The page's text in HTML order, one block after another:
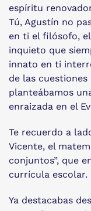
espíritu
Tú, Agustín no
en ti el filósofo,
inquieto que
innato en ti
de las
planteábamos
enraizada en el
Te recuerdo a
Vicente, el
conjuntos”, que
currícula escolar.
Ya destacabas